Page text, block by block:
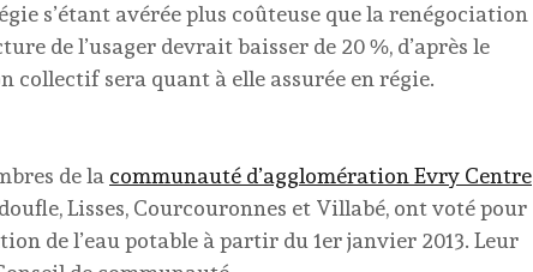
s’étant avérée plus coûteuse que la renégociation
de l’usager devrait baisser de 20 %, d’après le
collectif sera quant à elle assurée en régie.
de la communauté d’agglomération Evry Centre
Lisses, Courcouronnes et Villabé, ont voté pour
de l’eau potable à partir du 1er janvier 2013. Leur